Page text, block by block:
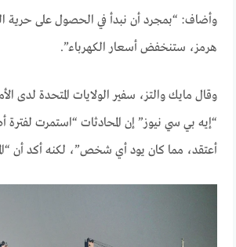
وأضاف: “بمجرد أن نبدأ في الحصول على حرية
هرمز، ستنخفض أسعار الكهرباء”.
وقال مايك والتز، سفير الولايات المتحدة لدى
“إيه بي سي نيوز” إن المحادثات “استمرت لفترة
أعتقد، مما كان يود أي شخص”، لكنه أكد أن